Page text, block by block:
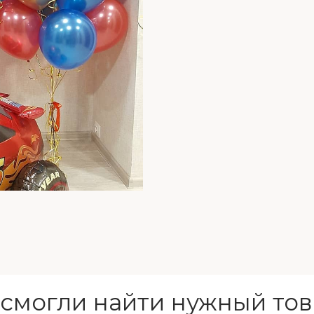
найти нужный